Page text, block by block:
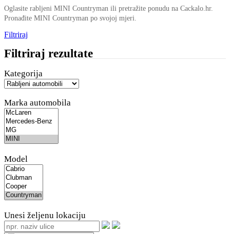
Oglasite rabljeni MINI Countryman ili pretražite ponudu na Cackalo.hr.
Pronađite MINI Countryman po svojoj mjeri.
Filtriraj
Filtriraj rezultate
Kategorija
Marka automobila
Model
Unesi željenu lokaciju